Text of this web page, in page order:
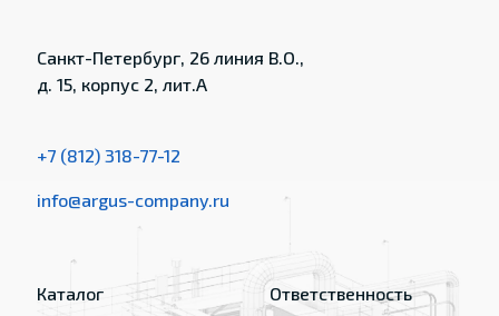
Санкт-Петербург, 26 линия В.О.,
д. 15, корпус 2, лит.А
+7 (812) 318-77-12
info@argus-company.ru
Каталог Ответственность